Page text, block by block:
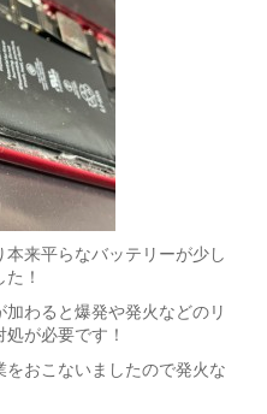
来平らなバッテリーが少し
！
わると爆発や発火などのリ
が必要です！
おこないましたので発火な